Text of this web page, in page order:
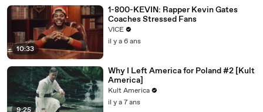
10:33
1-800-KEVIN: Rapper Kevin Gates
Coaches Stressed Fans
VICE
il y a 6 ans
Why I Left America for Poland #2 [Kult
America]
Kult America
il y a 7 ans